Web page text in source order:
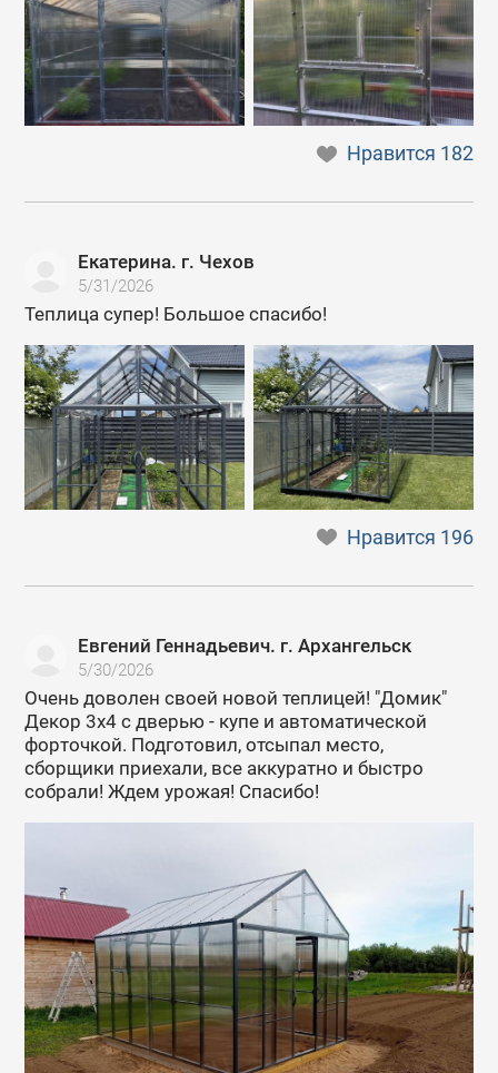
Нравится 182
Екатерина. г. Чехов
5/31/2026
Теплица супер! Большое спасибо!
Нравится 196
Евгений Геннадьевич. г. Архангельск
5/30/2026
Очень доволен своей новой теплицей! "Домик"
Декор 3х4 с дверью - купе и автоматической
форточкой. Подготовил, отсыпал место,
сборщики приехали, все аккуратно и быстро
собрали! Ждем урожая! Спасибо!